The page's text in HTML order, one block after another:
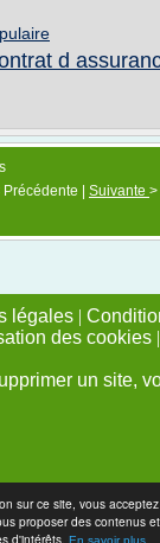
sur ce site, vous acceptez
proposer des contenus et
d'intérêts. En savoir plus
d
| Suivante > |
légales |
des cookies |
un site,